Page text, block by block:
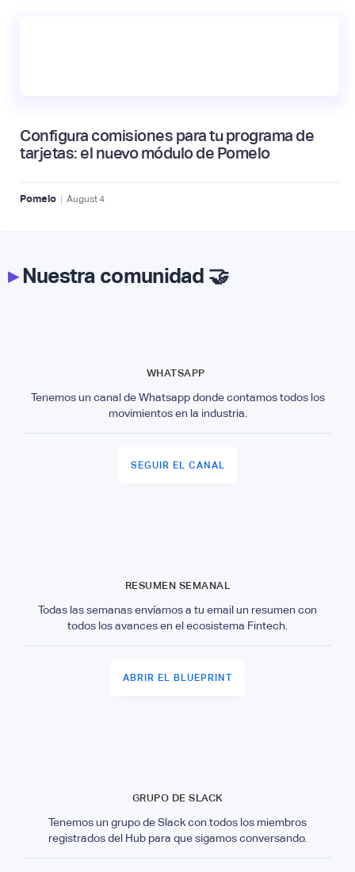
Configura comisiones para tu programa de
tarjetas: el nuevo módulo de Pomelo
Pomelo | August4
▸Nuestra comunidad 🤝
WHATSAPP
Tenemos un canal de Whatsapp donde contamos todos los
movimientos en la industria.
SEGUIR EL CANAL
RESUMEN SEMANAL
Todas las semanas envíamos a tu email un resumen con
todos los avances en el ecosistema Fintech.
ABRIR EL BLUEPRINT
GRUPO DE SLACK
Tenemos un grupo de Slack con todos los miembros
registrados del Hub para que sigamos conversando.